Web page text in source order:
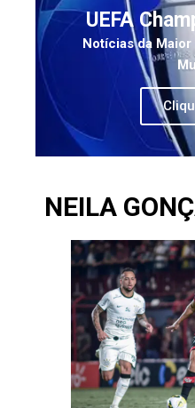
UEFA
Notícias da
NEILA